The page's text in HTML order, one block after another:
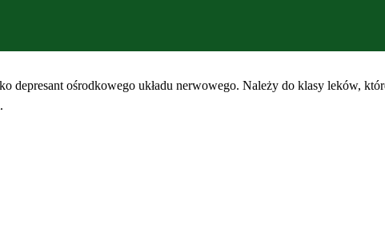
depresant ośrodkowego układu nerwowego. Należy do klasy leków,